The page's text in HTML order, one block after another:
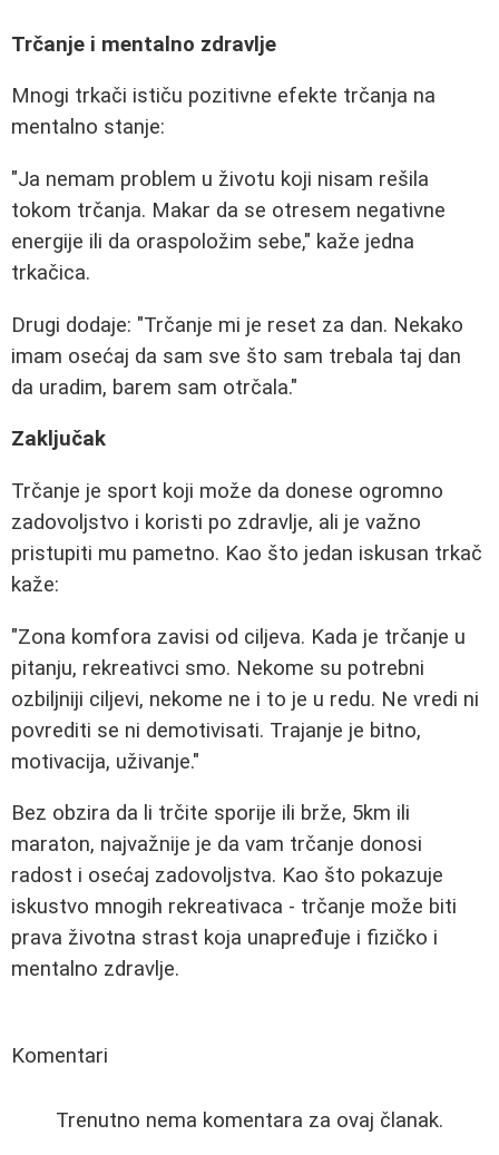
Trčanje i mentalno zdravlje
Mnogi trkači ističu pozitivne efekte trčanja na
mentalno stanje:
"Ja nemam problem u životu koji nisam rešila
tokom trčanja. Makar da se otresem negativne
energije ili da oraspoložim sebe," kaže jedna
trkačica.
Drugi dodaje: "Trčanje mi je reset za dan. Nekako
imam osećaj da sam sve što sam trebala taj dan
da uradim, barem sam otrčala."
Zaključak
Trčanje je sport koji može da donese ogromno
zadovoljstvo i koristi po zdravlje, ali je važno
pristupiti mu pametno. Kao što jedan iskusan trkač
kaže:
"Zona komfora zavisi od ciljeva. Kada je trčanje u
pitanju, rekreativci smo. Nekome su potrebni
ozbiljniji ciljevi, nekome ne i to je u redu. Ne vredi ni
povrediti se ni demotivisati. Trajanje je bitno,
motivacija, uživanje."
Bez obzira da li trčite sporije ili brže, 5km ili
maraton, najvažnije je da vam trčanje donosi
radost i osećaj zadovoljstva. Kao što pokazuje
iskustvo mnogih rekreativaca - trčanje može biti
prava životna strast koja unapređuje i fizičko i
mentalno zdravlje.
Komentari
Trenutno nema komentara za ovaj članak.